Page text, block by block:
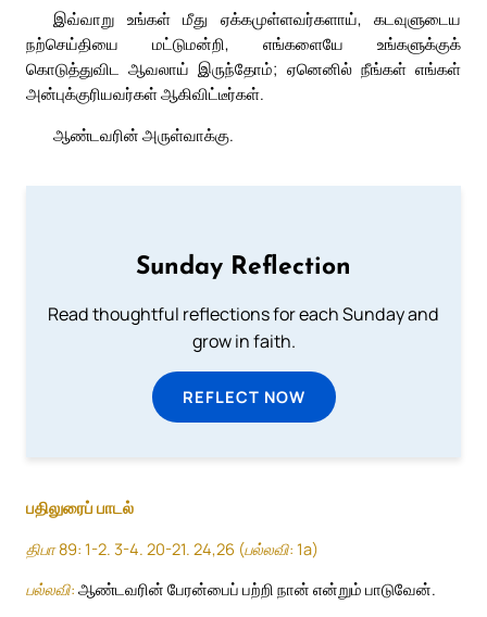
இவ்வாறு உங்கள் மீது ஏக்கமுள்ளவர்களாய், கடவுளுடைய
நற்செய்தியை மட்டுமன்றி, எங்களையே உங்களுக்குக்
கொடுத்துவிட ஆவலாய் இருந்தோம்; ஏனெனில் நீங்கள் எங்கள்
அன்புக்குரியவர்கள் ஆகிவிட்டீர்கள்.
ஆண்டவரின் அருள்வாக்கு.
Sunday Reflection
Read thoughtful reflections for each Sunday and
grow in faith.
REFLECT NOW
பதிலுரைப் பாடல்
திபா 89: 1-2. 3-4. 20-21. 24,26 (பல்லவி: 1a)
பல்லவி: ஆண்டவரின் பேரன்பைப் பற்றி நான் என்றும் பாடுவேன்.